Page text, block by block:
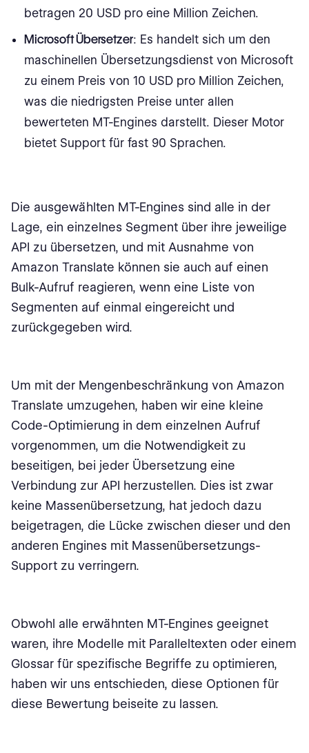
betragen 20 USD pro eine Million Zeichen.
Microsoft Übersetzer: Es handelt sich um den
maschinellen Übersetzungsdienst von Microsoft
zu einem Preis von 10 USD pro Million Zeichen,
was die niedrigsten Preise unter allen
bewerteten MT-Engines darstellt. Dieser Motor
bietet Support für fast 90 Sprachen.
Die ausgewählten MT-Engines sind alle in der
Lage, ein einzelnes Segment über ihre jeweilige
API zu übersetzen, und mit Ausnahme von
Amazon Translate können sie auch auf einen
Bulk-Aufruf reagieren, wenn eine Liste von
Segmenten auf einmal eingereicht und
zurückgegeben wird.
Um mit der Mengenbeschränkung von Amazon
Translate umzugehen, haben wir eine kleine
Code-Optimierung in dem einzelnen Aufruf
vorgenommen, um die Notwendigkeit zu
beseitigen, bei jeder Übersetzung eine
Verbindung zur API herzustellen. Dies ist zwar
keine Massenübersetzung, hat jedoch dazu
beigetragen, die Lücke zwischen dieser und den
anderen Engines mit Massenübersetzungs-
Support zu verringern.
Obwohl alle erwähnten MT-Engines geeignet
waren, ihre Modelle mit Paralleltexten oder einem
Glossar für spezifische Begriffe zu optimieren,
haben wir uns entschieden, diese Optionen für
diese Bewertung beiseite zu lassen.